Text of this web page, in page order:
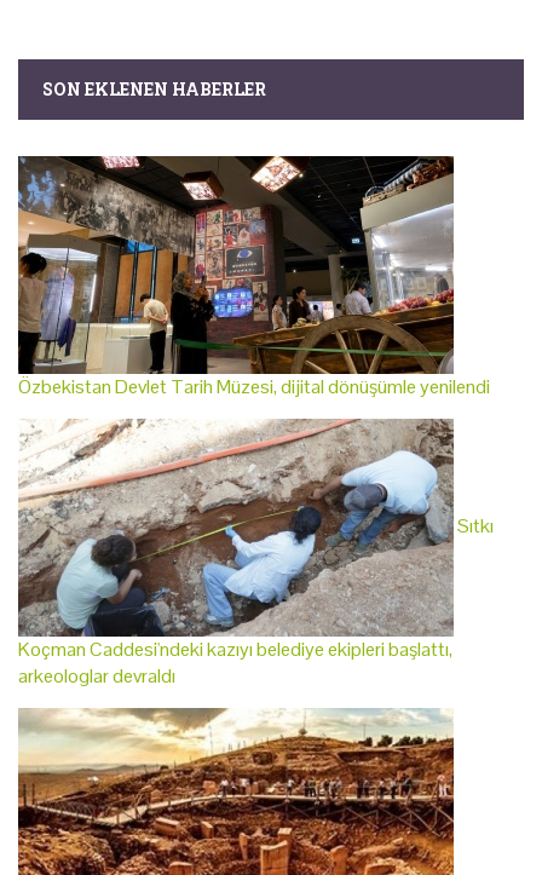
SON EKLENEN HABERLER
Özbekistan Devlet Tarih Müzesi, dijital dönüşümle yenilendi
Sıtkı
Koçman Caddesi'ndeki kazıyı belediye ekipleri başlattı,
arkeologlar devraldı